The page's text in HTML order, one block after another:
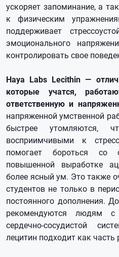
ускоряет запоминание, а
к физическим
поддерживает
эмоционального
контролировать свое
Haya Labs Lecithin —
которые учатся,
ответственную и
напряженной умственной
быстрее утомляются,
восприимчивыми к
помогает бороться со
повышенной выработке
более ясный ум. Это также
студентов не только в
постоянного дополнения.
рекомендуются людям
сердечно-сосудистой
лецитин подходит как